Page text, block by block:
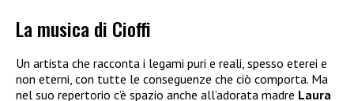
La musica di Cioffi
Un artista che racconta i legami puri e reali, spesso eterei e
non eterni, con tutte le conseguenze che ciò comporta. Ma
nel suo repertorio c’è spazio anche all’adorata madre Laura